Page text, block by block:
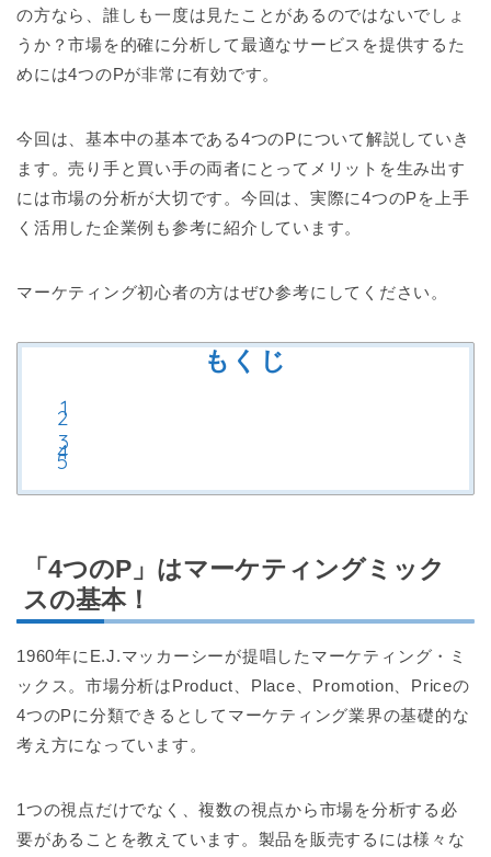
の方なら、誰しも一度は見たことがあるのではないでしょ
うか？市場を的確に分析して最適なサービスを提供するた
めには4つのPが非常に有効です。
今回は、基本中の基本である4つのPについて解説していき
ます。売り手と買い手の両者にとってメリットを生み出す
には市場の分析が大切です。今回は、実際に4つのPを上手
く活用した企業例も参考に紹介しています。
マーケティング初心者の方はぜひ参考にしてください。
もくじ
「4つのP」はマーケティングミック
スの基本！
1960年にE.J.マッカーシーが提唱したマーケティング・ミ
ックス。市場分析はProduct、Place、Promotion、Priceの
4つのPに分類できるとしてマーケティング業界の基礎的な
考え方になっています。
1つの視点だけでなく、複数の視点から市場を分析する必
要があることを教えています。製品を販売するには様々な